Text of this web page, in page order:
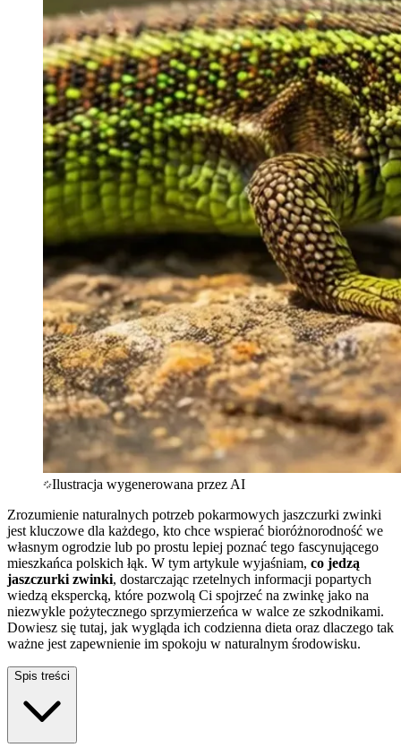
Ilustracja wygenerowana przez AI
Zrozumienie naturalnych potrzeb pokarmowych jaszczurki zwinki
jest kluczowe dla każdego, kto chce wspierać bioróżnorodność we
własnym ogrodzie lub po prostu lepiej poznać tego fascynującego
mieszkańca polskich łąk. W tym artykule wyjaśniam, co jedzą
jaszczurki zwinki, dostarczając rzetelnych informacji popartych
wiedzą ekspercką, które pozwolą Ci spojrzeć na zwinkę jako na
niezwykle pożytecznego sprzymierzeńca w walce ze szkodnikami.
Dowiesz się tutaj, jak wygląda ich codzienna dieta oraz dlaczego tak
ważne jest zapewnienie im spokoju w naturalnym środowisku.
Spis treści